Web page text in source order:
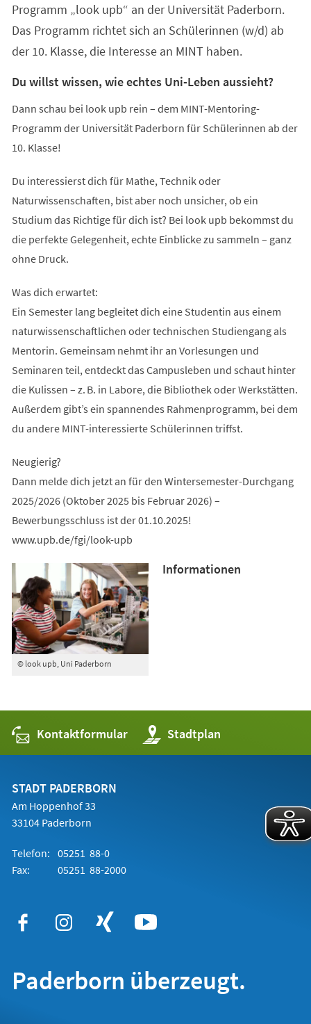
Programm „look upb“ an der Universität Paderborn.
Das Programm richtet sich an Schülerinnen (w/d) ab
der 10. Klasse, die Interesse an MINT haben.
Du willst wissen, wie echtes Uni-Leben aussieht?
Dann schau bei look upb rein – dem MINT-Mentoring-
Programm der Universität Paderborn für Schülerinnen ab der
10. Klasse!
Du interessierst dich für Mathe, Technik oder
Naturwissenschaften, bist aber noch unsicher, ob ein
Studium das Richtige für dich ist? Bei look upb bekommst du
die perfekte Gelegenheit, echte Einblicke zu sammeln – ganz
ohne Druck.
Was dich erwartet:
Ein Semester lang begleitet dich eine Studentin aus einem
naturwissenschaftlichen oder technischen Studiengang als
Mentorin. Gemeinsam nehmt ihr an Vorlesungen und
Seminaren teil, entdeckt das Campusleben und schaut hinter
die Kulissen – z. B. in Labore, die Bibliothek oder Werkstätten.
Außerdem gibt’s ein spannendes Rahmenprogramm, bei dem
du andere MINT-interessierte Schülerinnen triffst.
Neugierig?
Dann melde dich jetzt an für den Wintersemester-Durchgang
2025/2026 (Oktober 2025 bis Februar 2026) –
Bewerbungsschluss ist der 01.10.2025!
www.upb.de/fgi/look-upb
© look upb, Uni Paderborn
Informationen
Kontaktformular Stadtplan
(Öffnet
in
einem
STADT PADERBORN
Am Hoppenhof 33
33104 Paderborn
Telefon: 05251 88-0
Fax:
05251 88-2000
Paderborn überzeugt.